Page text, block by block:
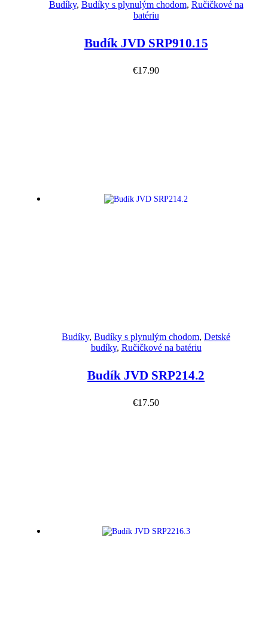
Budíky, Budíky s plynulým chodom, Ručičkové na
batériu
Budík JVD SRP910.15
€17.90
Budíky, Budíky s plynulým chodom, Detské
budíky, Ručičkové na batériu
Budík JVD SRP214.2
€17.50